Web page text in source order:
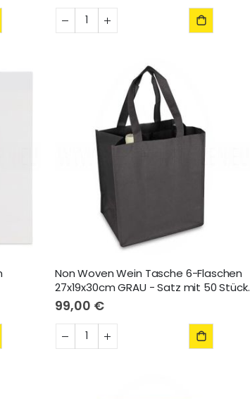
Non Woven Wein Tasche 6-Flaschen
27x19x30cm GRAU - Satz mit 50 Stück.
99,00 €